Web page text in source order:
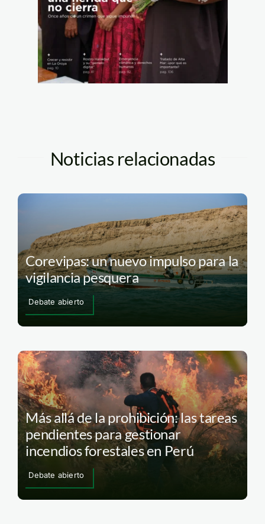
Noticias relacionadas
Corevipas: un nuevo impulso para la
vigilancia pesquera
Debate abierto
Más allá de la prohibición: las tareas
pendientes para gestionar
incendios forestales en Perú
Debate abierto